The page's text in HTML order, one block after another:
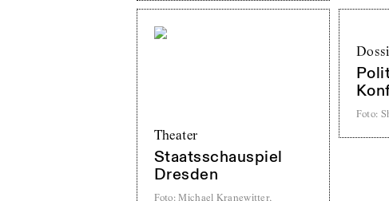
Theater
Staatsschauspiel
Dresden
Foto: Michael Kranewitter,
Foto: